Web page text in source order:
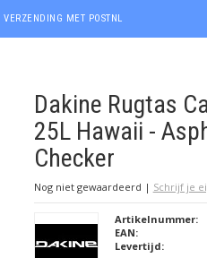
VERZENDING MET POSTNL
Dakine Rugtas
25L Hawaii -
Checker
Nog niet gewaardeerd | Schrijf je
Artikelnummer:
EAN:
Levertijd: